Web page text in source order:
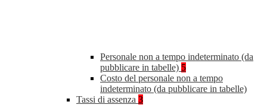
Personale non a tempo indeterminato (da
pubblicare in tabelle) 5
Costo del personale non a tempo
indeterminato (da pubblicare in tabelle)
Tassi di assenza 3